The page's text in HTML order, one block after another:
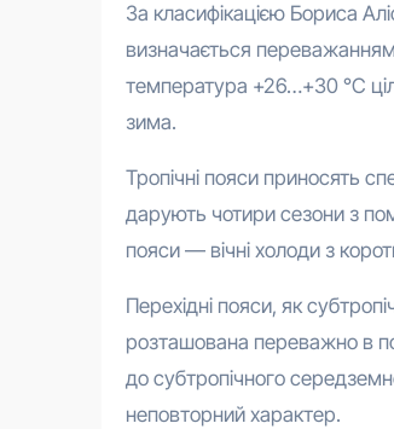
За класифікацією Бориса
визначається
температура +26…+30 °C
зима.
Тропічні пояси приносять
дарують чотири сезони з
пояси — вічні холоди з
Перехідні пояси, як
розташована переважно в
до субтропічного
неповторний характер.